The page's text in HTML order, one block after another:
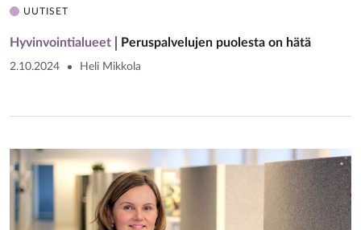
UUTISET
Hyvinvointialueet Peruspalvelujen puolesta on hätä
2.10.2024 Heli Mikkola